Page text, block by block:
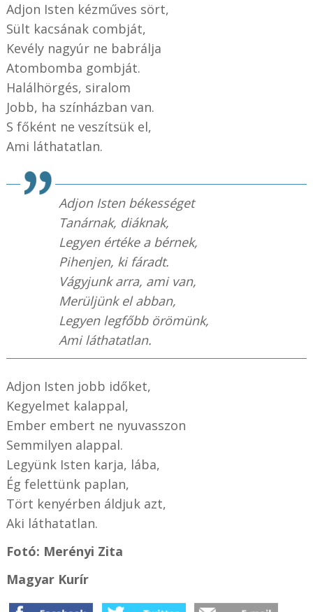
Adjon Isten kézműves sört,
Sült kacsának combját,
Kevély nagyúr ne babrálja
Atombomba gombját.
Halálhörgés, siralom
Jobb, ha színházban van.
S főként ne veszítsük el,
Ami láthatatlan.
Adjon Isten békességet
Tanárnak, diáknak,
Legyen értéke a bérnek,
Pihenjen, ki fáradt.
Vágyjunk arra, ami van,
Merüljünk el abban,
Legyen legfőbb örömünk,
Ami láthatatlan.
Adjon Isten jobb időket,
Kegyelmet kalappal,
Ember embert ne nyuvasszon
Semmilyen alappal.
Legyünk Isten karja, lába,
Ég felettünk paplan,
Tört kenyérben áldjuk azt,
Aki láthatatlan.
Fotó: Merényi Zita
Magyar Kurír